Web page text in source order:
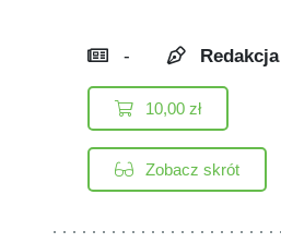
- Redakcja
10,00zł
Zobacz skrót